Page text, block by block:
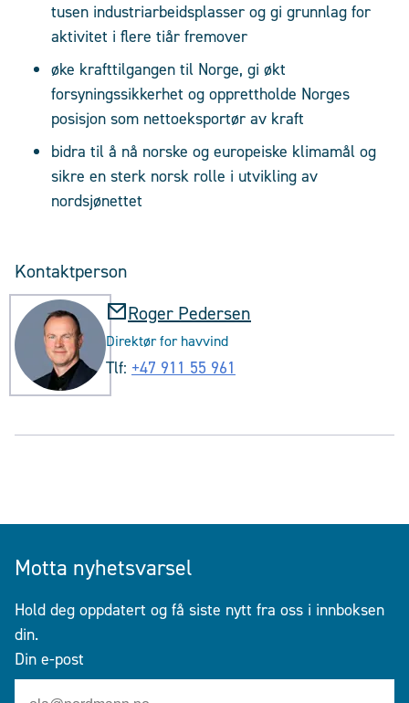
tusen industriarbeidsplasser og gi grunnlag for
aktivitet i flere tiår fremover
øke krafttilgangen til Norge, gi økt
forsyningssikkerhet og opprettholde Norges
posisjon som nettoeksportør av kraft
bidra til å nå norske og europeiske klimamål og
sikre en sterk norsk rolle i utvikling av
nordsjønettet
Kontaktperson
Roger Pedersen
Direktør for havvind
Tlf: +47 911 55 961
Motta nyhetsvarsel
Hold deg oppdatert og få siste nytt fra oss i innboksen
din.
Din e-post